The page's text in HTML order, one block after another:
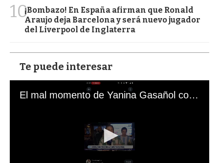
10¡Bombazo! En España afirman que Ronald
Araujo deja Barcelona y será nuevo jugador
del Liverpool de Inglaterra
Te puede interesar
El mal momento de Yanina Gasañol con un hincha argentino en "Subrayado"